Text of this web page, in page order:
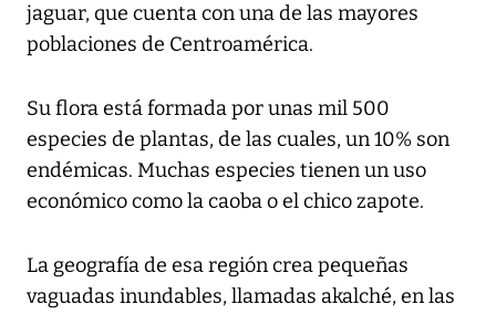
jaguar, que cuenta con una de las mayores
poblaciones de Centroamérica.
Su flora está formada por unas mil 500
especies de plantas, de las cuales, un 10% son
endémicas. Muchas especies tienen un uso
económico como la caoba o el chico zapote.
La geografía de esa región crea pequeñas
vaguadas inundables, llamadas akalché, en las